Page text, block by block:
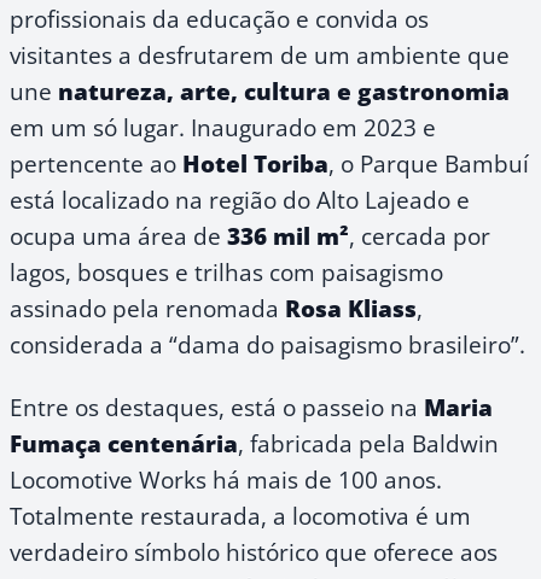
profissionais da educação e convida os
visitantes a desfrutarem de um ambiente que
une natureza, arte, cultura e gastronomia
em um só lugar. Inaugurado em 2023 e
pertencente ao Hotel Toriba, o Parque Bambuí
está localizado na região do Alto Lajeado e
ocupa uma área de 336 mil m², cercada por
lagos, bosques e trilhas com paisagismo
assinado pela renomada Rosa Kliass,
considerada a “dama do paisagismo brasileiro”.
Entre os destaques, está o passeio na Maria
Fumaça centenária, fabricada pela Baldwin
Locomotive Works há mais de 100 anos.
Totalmente restaurada, a locomotiva é um
verdadeiro símbolo histórico que oferece aos